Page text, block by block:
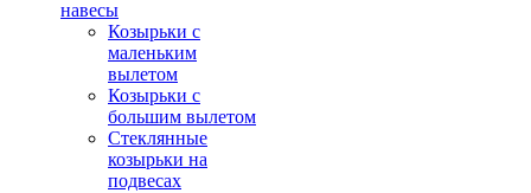
навесы
Козырьки с
маленьким
вылетом
Козырьки с
большим вылетом
Стеклянные
козырьки на
подвесах